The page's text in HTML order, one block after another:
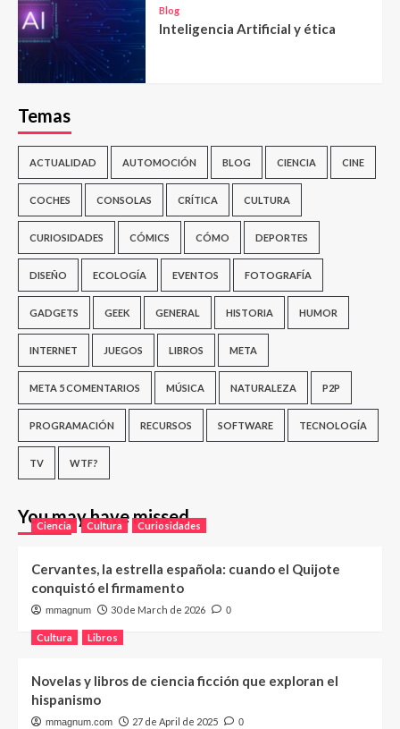
Blog
Inteligencia Artificial y ética
Temas
ACTUALIDAD AUTOMOCIÓN BLOG CIENCIA CINE
COCHES CONSOLAS CRÍTICA CULTURA
CURIOSIDADES CÓMICS CÓMO DEPORTES
DISEÑO ECOLOGÍA EVENTOS FOTOGRAFÍA
GADGETS GEEK GENERAL HISTORIA HUMOR
INTERNET JUEGOS LIBROS META
META 5 COMENTARIOS MÚSICA NATURALEZA P2P
PROGRAMACIÓN RECURSOS SOFTWARE TECNOLOGÍA
TV WTF?
You may have missed
Ciencia Cultura Curiosidades
Cervantes, la estrella española: cuando el Quijote
conquistó el firmamento
mmagnum 30 de March de 2026 0
Cultura Libros
Novelas y libros de ciencia ficción que exploran el
hispanismo
mmagnum.com 27 de April de 2025 0